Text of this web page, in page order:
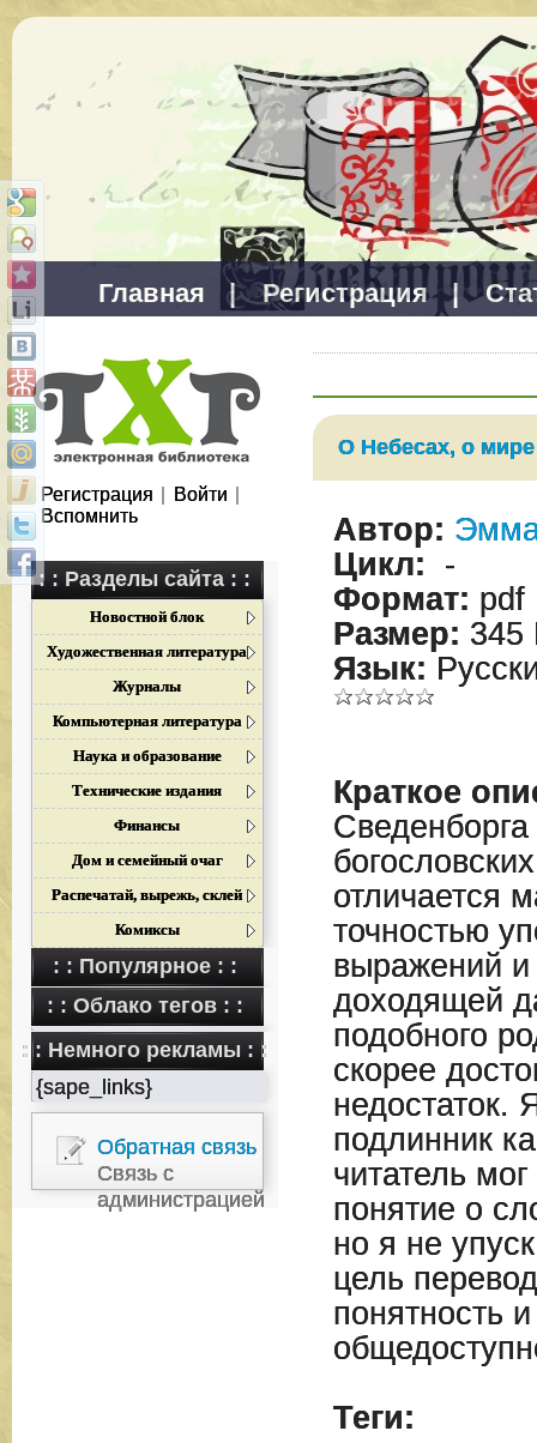
Главная | Регистрация |
Регистрация Войти
Вспомнить
: : Разделы сайта : :
Новостной блок
Художественная литература
Журналы
Компьютерная литература
Наука и образование
Технические издания
Финансы
Дом и семейный очаг
Распечатай, вырежь, склей
Комиксы
: : Популярное : :
: : Облако тегов : :
: : Немного рекламы : :
{sape_links}
Обратная связь
Связь с
администрацией
О Небесах, о
Автор:
Цикл: -
Формат: pdf
Размер: 345
Язык:
Краткое
Сведенборга
отличается
точностью
выражений и
доходящей
подобного
скорее
недостаток.
подлинник
читатель
понятие о
но я не
цель
понятность и
Теги: